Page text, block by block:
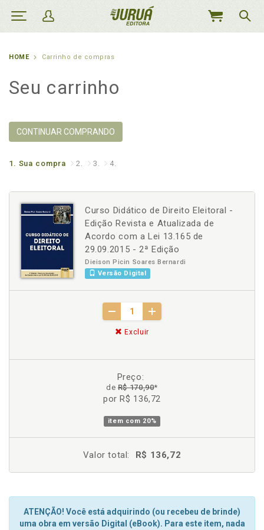
MEU
HOME Carrinho de compras
Seu carrinho
CONTINUAR COMPRANDO
1. Sua compra 2. 3. 4.
Curso Didático de Direito Eleitoral -
Edição Revista e Atualizada de
Acordo com a Lei 13.165 de
29.09.2015 - 2ª Edição
Dieison Picin Soares Bernardi
Versão Digital
Excluir
Preço:
deR$ 170,90*
por R$ 136,72
item com 20%
Valor total: R$ 136,72
ATENÇÃO! Você está adquirindo (ou recebeu de brinde)
uma obra em versão Digital (eBook). Para este item, nada